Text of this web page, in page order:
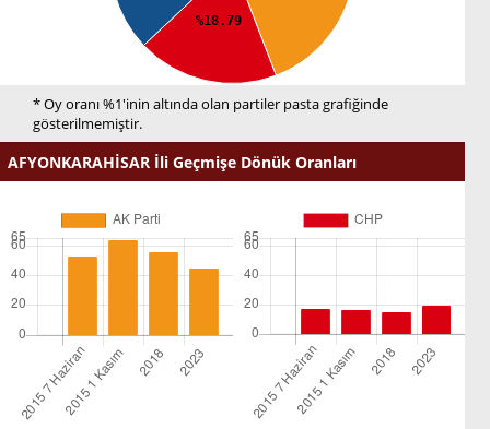
* Oy oranı %1'inin altında olan partiler pasta grafiğinde
gösterilmemiştir.
AFYONKARAHİSAR İli Geçmişe Dönük Oranları